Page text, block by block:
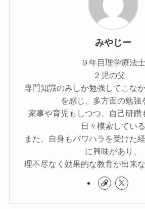
みやじー
９年目理学療法士
２児の父
専門知識のみしか勉強してこな
を感じ、多方面の勉強
家事や育児もしつつ、自己研鑽
日々模索している
また、自身もパワハラを受けた
に興味があり、
理不尽なく効果的な教育が出来